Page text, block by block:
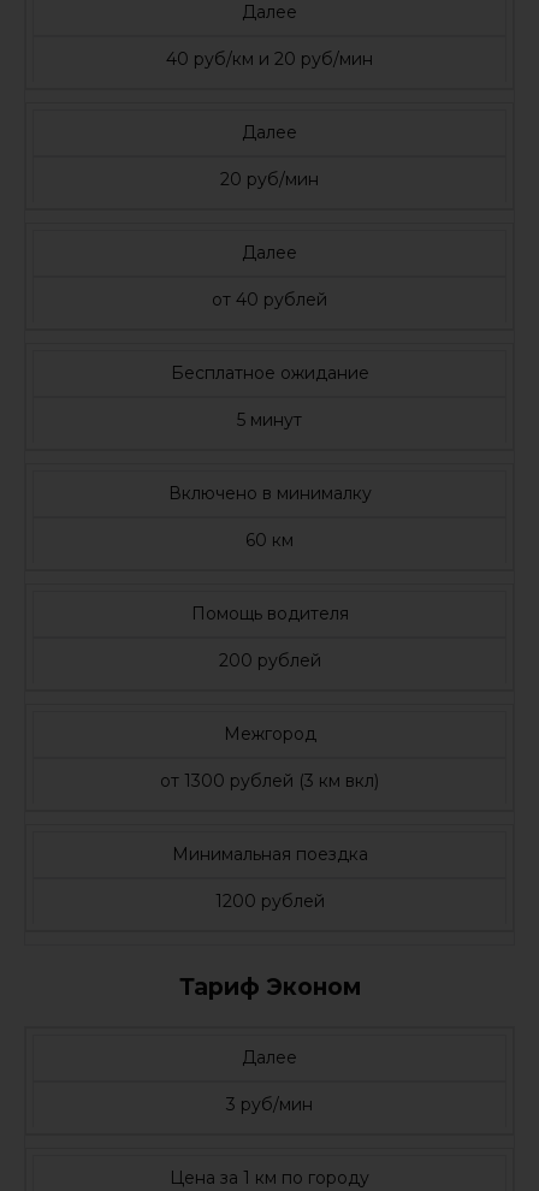
Далее
40 руб/км и 20 руб/мин
Далее
20 руб/мин
Далее
от 40 рублей
Бесплатное ожидание
5 минут
Включено в минималку
60 км
Помощь водителя
200 рублей
Межгород
от 1300 рублей (3 км вкл)
Минимальная поездка
1200 рублей
Тариф Эконом
Далее
3 руб/мин
Цена за 1 км по городу